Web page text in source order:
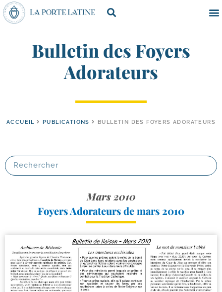
Bulletin des Foyers
Adorateurs
ACCUEIL PUBLICATIONS BULLETIN DES FOYERS ADORATEURS
Mars 2010
Foyers Adorateurs de mars 2010